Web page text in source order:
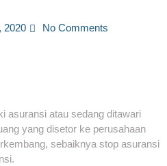
2020 No Comments
asuransi atau sedang ditawari
yang disetor ke perusahaan
sebaiknya stop asuransi